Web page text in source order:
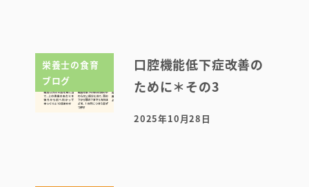
栄養士の食育
ブログ
口腔機能低下症改善の
ために＊その3
投稿日
2025年10月28日